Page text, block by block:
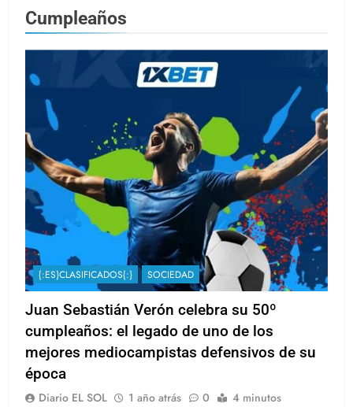
Cumpleaños
{:ES}CLASIFICADOS{:} SOCIEDAD
Juan Sebastián Verón celebra su 50º
cumpleaños: el legado de uno de los
mejores mediocampistas defensivos de su
época
Diario EL SOL 1 año atrás 0 4 minutos